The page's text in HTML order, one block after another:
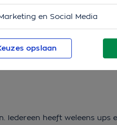
met het pakketOHRA Balans
of jij gebruik kunt maken
verzekering. De OHRA
heeft weleens ups
en Social Media
opslaan